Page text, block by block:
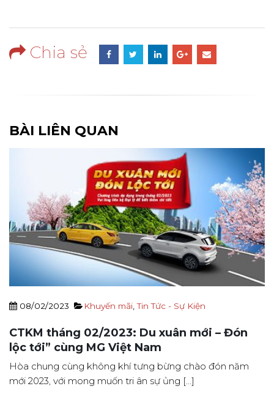
Chia sẻ
BÀI LIÊN QUAN
08/02/2023 Khuyến mãi ,Tin Tức - Sự Kiện
CTKM tháng 02/2023: Du xuân mới – Đón
lộc tới” cùng MG Việt Nam
Hòa chung cùng không khí tưng bừng chào đón năm
mới 2023, với mong muốn tri ân sự ủng [...]